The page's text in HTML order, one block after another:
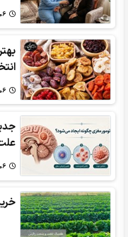
06 مرداد 1405 - 19:08
06 مرداد 1405 - 18:52
06 مرداد 1405 - 18:47